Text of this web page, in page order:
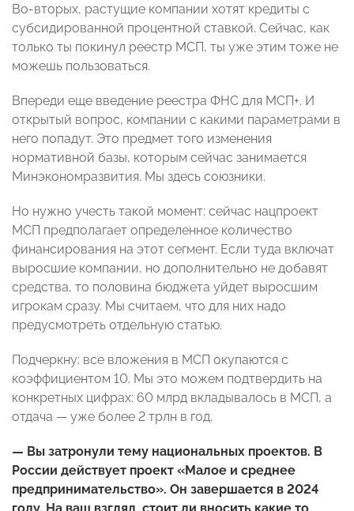
Во-вторых, растущие компании хотят кредиты с
субсидированной процентной ставкой. Сейчас, как
только ты покинул реестр МСП, ты уже этим тоже не
можешь пользоваться.
Впереди еще введение реестра ФНС для МСП+. И
открытый вопрос, компании с какими параметрами в
него попадут. Это предмет того изменения
нормативной базы, которым сейчас занимается
Минэкономразвития. Мы здесь союзники.
Но нужно учесть такой момент: сейчас нацпроект
МСП предполагает определенное количество
финансирования на этот сегмент. Если туда включат
выросшие компании, но дополнительно не добавят
средства, то половина бюджета уйдет выросшим
игрокам сразу. Мы считаем, что для них надо
предусмотреть отдельную статью.
Подчеркну: все вложения в МСП окупаются с
коэффициентом 10. Мы это можем подтвердить на
конкретных цифрах: 60 млрд вкладывалось в МСП, а
отдача — уже более 2 трлн в год.
— Вы затронули тему национальных проектов. В
России действует проект «Малое и среднее
предпринимательство». Он завершается в 2024